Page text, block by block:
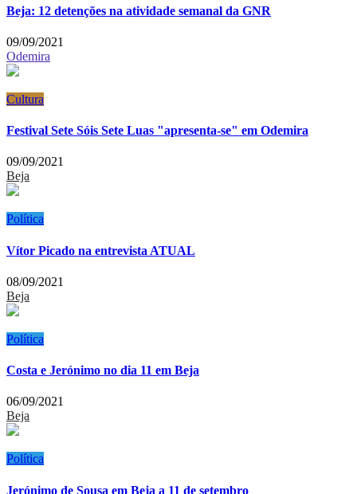
Beja: 12 detenções na atividade semanal da GNR
09/09/2021
Odemira
Cultura
Festival Sete Sóis Sete Luas "apresenta-se" em Odemira
09/09/2021
Beja
Política
Vítor Picado na entrevista ATUAL
08/09/2021
Beja
Política
Costa e Jerónimo no dia 11 em Beja
06/09/2021
Beja
Política
Jerónimo de Sousa em Beja a 11 de setembro